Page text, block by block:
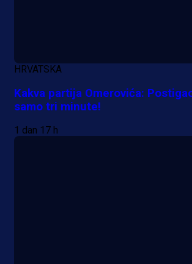
HRVATSKA
Kakva partija Omerovića:
samo tri minute!
1 dan 17 h